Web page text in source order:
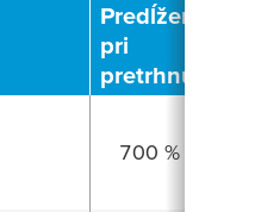
Predĺženie
pri
pretrhnutí
700 %